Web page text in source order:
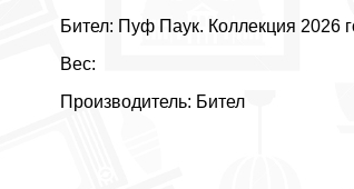
Бител: Пуф Паук. Коллекция 2026
Вес:
Производитель: Бител